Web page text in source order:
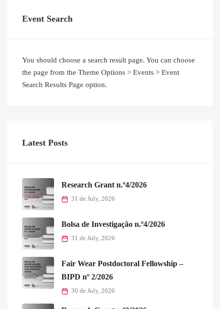
Event Search
You should choose a search result page. You can choose
the page from the Theme Options > Events > Event
Search Results Page option.
Latest Posts
Research Grant n.º4/2026
31 de July, 2026
Bolsa de Investigação n.º4/2026
31 de July, 2026
Fair Wear Postdoctoral Fellowship –
BIPD nº 2/2026
30 de July, 2026